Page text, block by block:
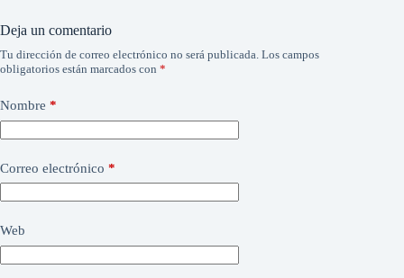
Deja un comentario
Tu dirección de correo electrónico no será publicada. Los campos
obligatorios están marcados con *
Nombre *
Correo electrónico *
Web